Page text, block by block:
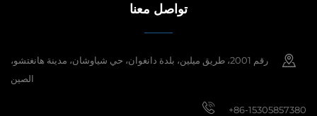
تواصل معنا
رقم 2001، طريق ميلين، بلدة دانغوان، حي شياوشان، مدينة هانغتشو،
الصين
+86-15305857380